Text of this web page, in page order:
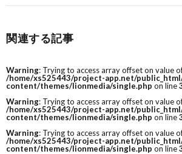
関連する記事
Warning: Trying to access array offset on value
/home/xs525443/project-app.net/
content/themes/lionmedia/single.php on line
Warning: Trying to access array offset on value
/home/xs525443/project-app.net/
content/themes/lionmedia/single.php on line
Warning: Trying to access array offset on value
/home/xs525443/project-app.net/
content/themes/lionmedia/single.php on line